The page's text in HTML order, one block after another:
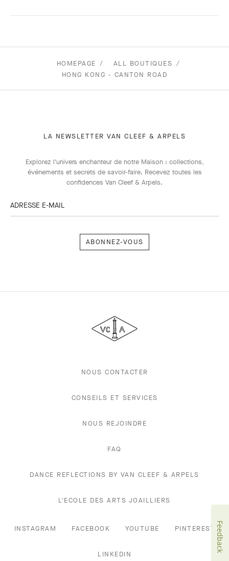
HOMEPAGE
ALL BOUTIQUES
HONG KONG - CANTON ROAD
LA NEWSLETTER VAN CLEEF & ARPELS
Explorez l'univers enchanteur de notre Maison : collections,
événements et secrets de savoir-faire. Recevez toutes les
confidences Van Cleef & Arpels​.
ADRESSE E-MAIL
vous
&
Arpels
NOUS CONTACTER
CONSEILS ET SERVICES
NOUS REJOINDRE
FAQ
DANCE REFLECTIONS BY VAN CLEEF & ARPELS
L'ECOLE DES ARTS JOAILLIERS
INSTAGRAM FACEBOOK YOUTUBE PINTEREST
LINKEDIN
Feedback